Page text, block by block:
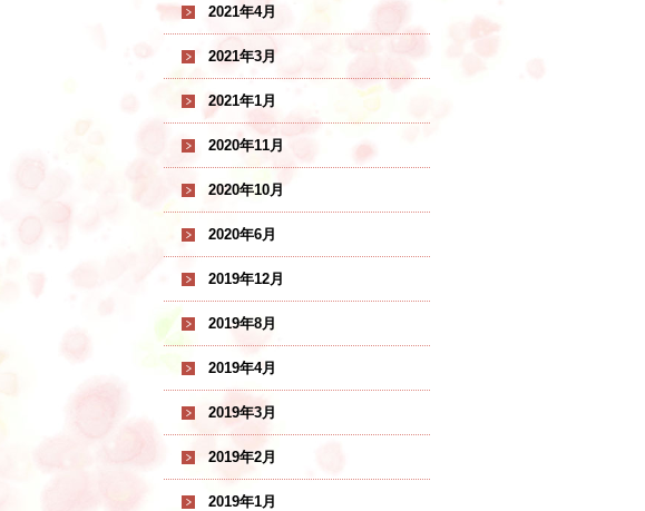
2021年4月
2021年3月
2021年1月
2020年11月
2020年10月
2020年6月
2019年12月
2019年8月
2019年4月
2019年3月
2019年2月
2019年1月